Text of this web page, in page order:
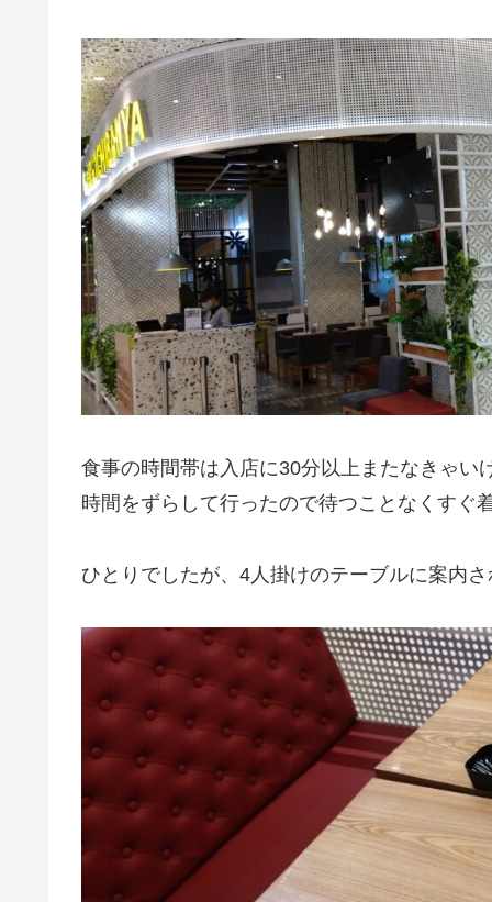
食事の時間帯は入店に30分以上またなきゃい
時間をずらして行ったので待つことなくすぐ着
ひとりでしたが、4人掛けのテーブルに案内さ